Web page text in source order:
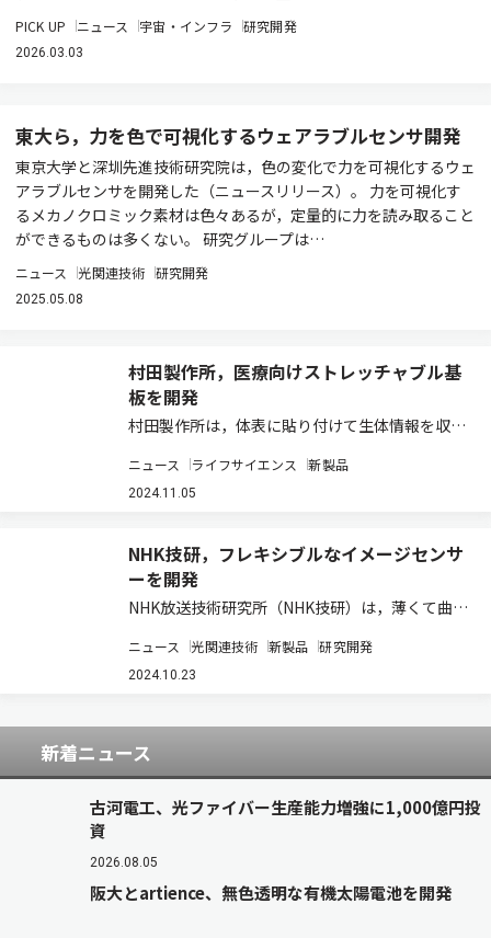
PICK UP ニュース 宇宙・インフラ 研究開発
2026.03.03
東大ら，力を色で可視化するウェアラブルセンサ開発
東京大学と深圳先進技術研究院は，色の変化で力を可視化するウェ
アラブルセンサを開発した（ニュースリリース）。 力を可視化す
るメカノクロミック素材は色々あるが，定量的に力を読み取ること
ができるものは多くない。 研究グループは…
ニュース 光関連技術 研究開発
2025.05.08
村田製作所，医療向けストレッチャブル基
板を開発
村田製作所は，体表に貼り付けて生体情報を収集
の活用を想定し，曲げ伸ばししても高い信頼性を
保ちながら回路が動作する「ストレッチャブル基
ニュース ライフサイエンス 新製品
2024.11.05
NHK技研，フレキシブルなイメージセンサ
ーを開発
NHK放送技術研究所（NHK技研）は，薄くて曲げ
ュースリリース）。 従来の平面構造のイメージセ
ンサーは撮像面と結像面ずれ（収差）が発生し，
ニュース 光関連技術 新製品 研究開発
2024.10.23
新着ニュース
古河電工、光ファイバー生産能力増強に1,000億円投
資
2026.08.05
阪大とartience、無色透明な有機太陽電池を開発